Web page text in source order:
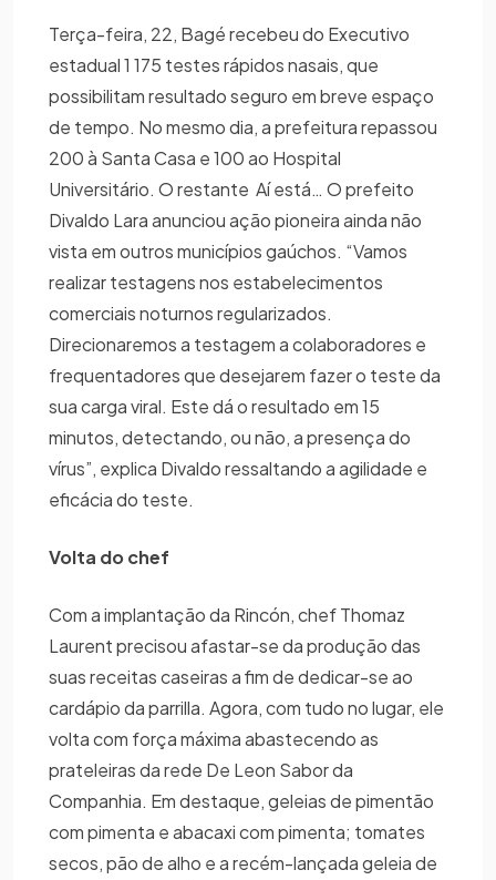
Terça-feira, 22, Bagé recebeu do Executivo
estadual 1 175 testes rápidos nasais, que
possibilitam resultado seguro em breve espaço
de tempo. No mesmo dia, a prefeitura repassou
200 à Santa Casa e 100 ao Hospital
Universitário. O restante Aí está… O prefeito
Divaldo Lara anunciou ação pioneira ainda não
vista em outros municípios gaúchos. “Vamos
realizar testagens nos estabelecimentos
comerciais noturnos regularizados.
Direcionaremos a testagem a colaboradores e
frequentadores que desejarem fazer o teste da
sua carga viral. Este dá o resultado em 15
minutos, detectando, ou não, a presença do
vírus”, explica Divaldo ressaltando a agilidade e
eficácia do teste.
Volta do chef
Com a implantação da Rincón, chef Thomaz
Laurent precisou afastar-se da produção das
suas receitas caseiras a fim de dedicar-se ao
cardápio da parrilla. Agora, com tudo no lugar, ele
volta com força máxima abastecendo as
prateleiras da rede De Leon Sabor da
Companhia. Em destaque, geleias de pimentão
com pimenta e abacaxi com pimenta; tomates
secos, pão de alho e a recém-lançada geleia de